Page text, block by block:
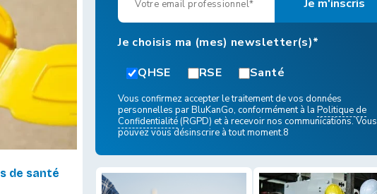
de santé
Je choisis ma (mes) newsletter(s)*
QHSE
RSE Santé
Vous confirmez accepter le traitement de vos données
personnelles par BluKanGo, conformément à laPolitique de
Confidentialité(RGPD) et à recevoir nos communications. Vous
pouvez vous désinscrire à tout moment.8